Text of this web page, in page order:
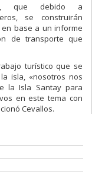
que debido a
se construirán
base a un informe
de transporte que
turístico que se
isla, «nosotros nos
la Isla Santay para
en este tema con
Cevallos.